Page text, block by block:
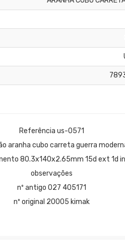
Referência us-0571
aranha cubo carreta guerra
80.3x140x2.65mm 15d ext 1d
observações
nº antigo 027 405171
nº original 20005 kimak